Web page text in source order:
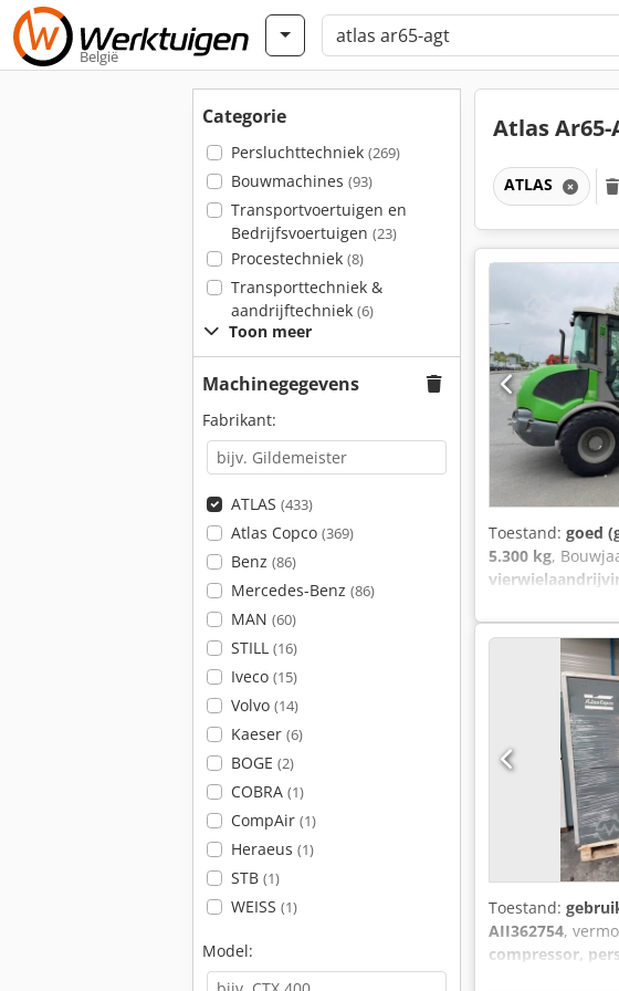
België
Categorie
Persluchttechniek (269)
Bouwmachines (93)
Transportvoertuigen en
Bedrijfsvoertuigen (23)
Procestechniek (8)
Transporttechniek &
aandrijftechniek (6)
Toon meer
Machinegegevens
Fabrikant:
ATLAS (433)
Atlas Copco (369)
Benz (86)
Mercedes-Benz (86)
MAN (60)
STILL (16)
Iveco (15)
Volvo (14)
Kaeser (6)
BOGE (2)
COBRA (1)
CompAir (1)
Heraeus (1)
STB (1)
WEISS (1)
Model:
Atlas
ATLAS
Toestand: goed
5.300 kg,
staat direct
mogelijk.
Toestand:
AII362754,
compressor,
betrouwbare